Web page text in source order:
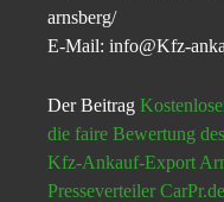
arnsberg/
E-Mail: info@Kfz-
Der Beitrag
die faire Bewertung
Kfz-Ankauf-Export
Presseverteiler